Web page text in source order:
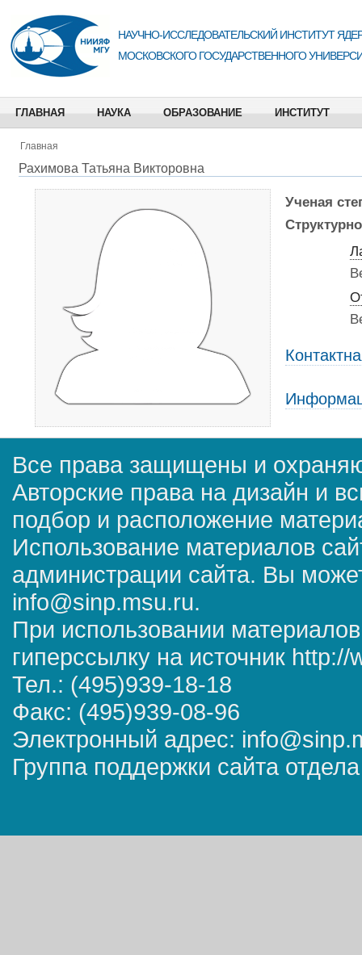
НАУЧНО-ИССЛЕДОВАТЕЛЬСКИЙ ИНСТИТУТ
МОСКОВСКОГО ГОСУДАРСТВЕННОГО
ГЛАВНАЯ НАУКА ОБРАЗОВАНИЕ ИНСТИТУТ
Главная
Рахимова Татьяна Викторовна
Ученая
Все права защищены и
Авторские права на дизайн и
подбор и расположение
Использование материалов
администрации сайта. Вы
info@sinp.msu.ru.
При использовании
гиперссылку на источник
Тел.: (495)939-18-18
Факс: (495)939-08-96
Электронный адрес:
Группа поддержки сайта